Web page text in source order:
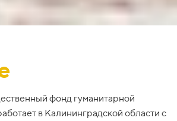
фонд гуманитарной
в Калининградской области с